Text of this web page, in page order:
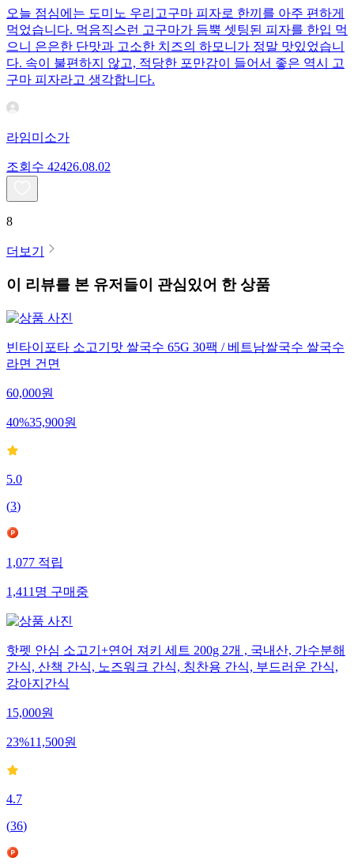
오늘 점심에는 도미노 우리고구마 피자로 한끼를 아주 편하게
먹었습니다. 먹음직스런 고구마가 듬뿍 셋팅된 피자를 한입 먹
으니 은은한 단맛과 고소한 치즈의 하모니가 정말 맛있었습니
다. 속이 불편하지 않고, 적당한 포만감이 들어서 좋은 역시 고
구마 피자라고 생각합니다.
라임미소가
조회수 42426.08.02
8
더보기
이 리뷰를 본 유저들이 관심있어 한 상품
빈타이포타 소고기맛 쌀국수 65G 30팩 / 베트남쌀국수 쌀국수
라면 건면
60,000원
40%35,900원
5.0
(3)
1,077 적립
1,411 명 구매중
핫펫 안심 소고기+연어 져키 세트 200g 2개 , 국내산, 가수분해
간식, 산책 간식, 노즈워크 간식, 칭찬용 간식, 부드러운 간식,
강아지간식
15,000원
23%11,500원
4.7
(36)